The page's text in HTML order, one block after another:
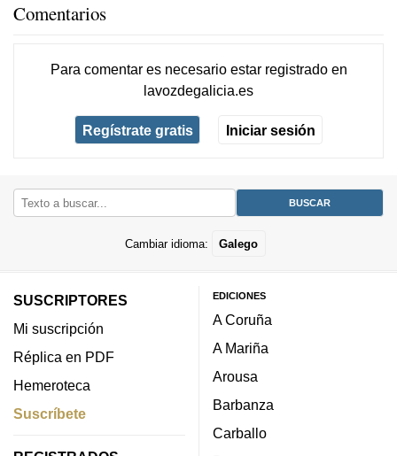
Comentarios
Para comentar es necesario estar registradoen
lavozdegalicia.es
Regístrate gratis Iniciar sesión
Cambiar idioma: Galego
SUSCRIPTORES
Mi suscripción
Réplica en PDF
Hemeroteca
Suscríbete
EDICIONES
A Coruña
A Mariña
Arousa
Barbanza
Carballo